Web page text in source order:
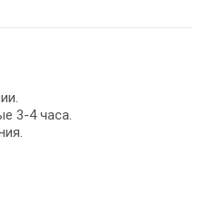
3-4 часа.